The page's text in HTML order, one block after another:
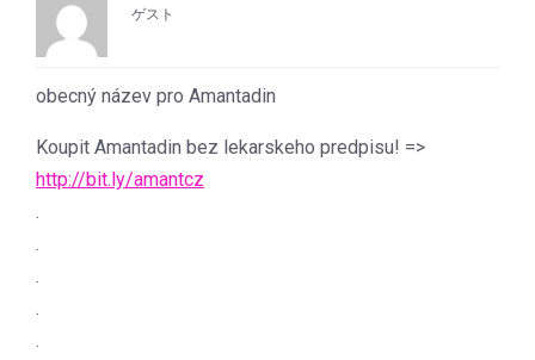
ゲスト
obecný název pro Amantadin
Koupit Amantadin bez lekarskeho predpisu! =>
http://bit.ly/amantcz
.
.
.
.
.